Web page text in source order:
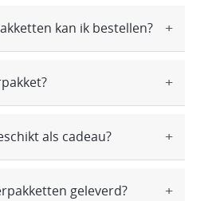
kan ik bestellen?
als cadeau?
geleverd?